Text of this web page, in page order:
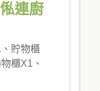
連廚
貯物櫃
櫃X1、